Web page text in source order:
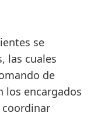
se
las cuales
de
los encargados
coordinar